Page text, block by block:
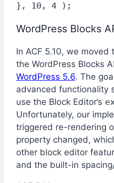
}, 10, 4 );
WordPress Blocks
In ACF 5.10, we
the WordPress Blocks
WordPress 5.6. The
advanced functionality
use the Block Editor’s
Unfortunately, our
triggered re-rendering
property changed,
other block editor
and the built-in